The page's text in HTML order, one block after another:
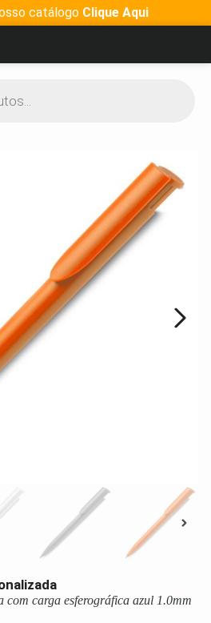
catálogo Clique Aqui
com carga esferográfica azul 1.0mm